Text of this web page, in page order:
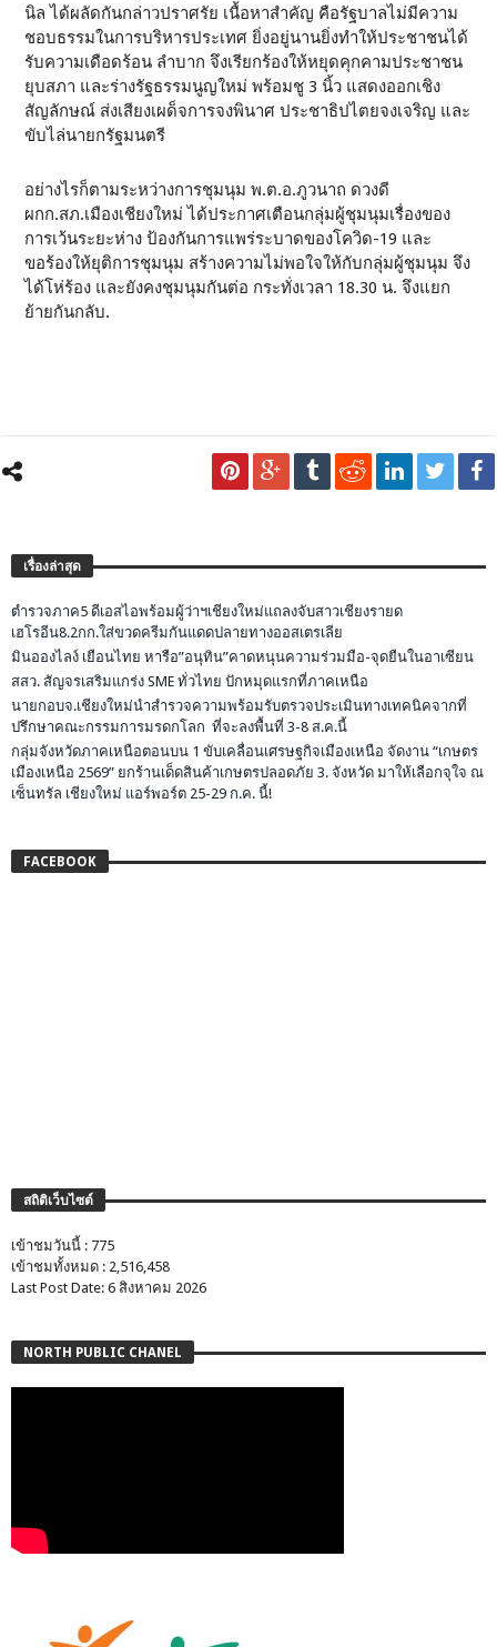
นิล ได้ผลัดกันกล่าวปราศรัย เนื้อหาสำคัญ คือรัฐบาลไม่มีความ
ชอบธรรมในการบริหารประเทศ ยิ่งอยู่นานยิ่งทำให้ประชาชนได้
รับความเดือดร้อน ลำบาก จึงเรียกร้องให้หยุดคุกคามประชาชน
ยุบสภา และร่างรัฐธรรมนูญใหม่ พร้อมชู 3 นิ้ว แสดงออกเชิง
สัญลักษณ์ ส่งเสียงเผด็จการจงพินาศ ประชาธิปไตยจงเจริญ และ
ขับไล่นายกรัฐมนตรี
อย่างไรก็ตามระหว่างการชุมนุม พ.ต.อ.ภูวนาถ ดวงดี
ผกก.สภ.เมืองเชียงใหม่ ได้ประกาศเตือนกลุ่มผู้ชุมนุมเรื่องของ
การเว้นระยะห่าง ป้องกันการแพร่ระบาดของโควิด-19 และ
ขอร้องให้ยุติการชุมนุม สร้างความไม่พอใจให้กับกลุ่มผู้ชุมนุม จึง
ได้โห่ร้อง และยังคงชุมนุมกันต่อ กระทั่งเวลา 18.30 น. จึงแยก
ย้ายกันกลับ.
เรื่องล่าสุด
ตำรวจภาค5 ดีเอสไอพร้อมผู้ว่าฯเชียงใหม่แถลงจับสาวเชียงรายด
เฮโรอีน8.2กก.ใส่ขวดครีมกันแดดปลายทางออสเตรเลีย
มินอองไลง์ เยือนไทย หารือ”อนุทิน”คาดหนุนความร่วมมือ-จุดยืนในอาเซียน
สสว. สัญจรเสริมแกร่ง SME ทั่วไทย ปักหมุดแรกที่ภาคเหนือ
นายกอบจ.เชียงใหม่นำสำรวจความพร้อมรับตรวจประเมินทางเทคนิคจากที่
ปรึกษาคณะกรรมการมรดกโลก ที่จะลงพื้นที่ 3-8 ส.ค.นี้
กลุ่มจังหวัดภาคเหนือตอนบน 1 ขับเคลื่อนเศรษฐกิจเมืองเหนือ จัดงาน “เกษตร
เมืองเหนือ 2569” ยกร้านเด็ดสินค้าเกษตรปลอดภัย 3. จังหวัด มาให้เลือกจุใจ ณ
เซ็นทรัล เชียงใหม่ แอร์พอร์ต 25-29 ก.ค. นี้!
FACEBOOK
สถิติเว็บไซต์
เข้าชมวันนี้ : 775
เข้าชมทั้งหมด : 2,516,458
Last Post Date: 6 สิงหาคม 2026
NORTH PUBLIC CHANEL